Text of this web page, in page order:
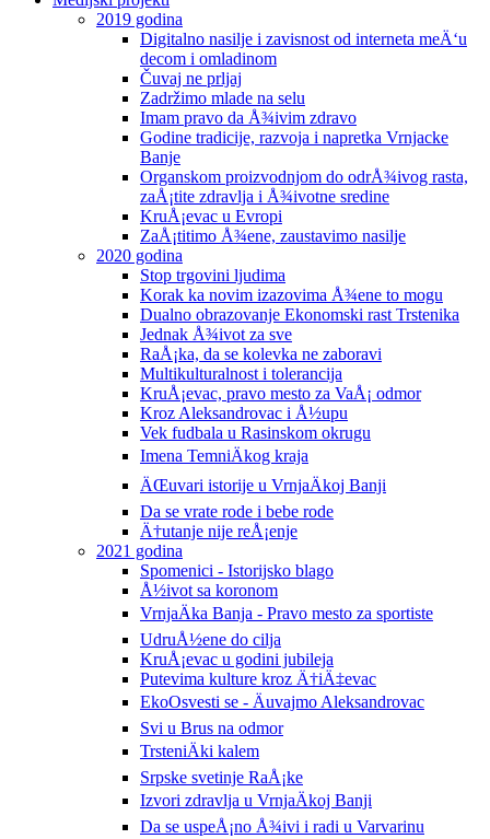
2019 godina
Digitalno nasilje i zavisnost od interneta meÄ‘u
decom i omladinom
Čuvaj ne prljaj
Zadržimo mlade na selu
Imam pravo da Å¾ivim zdravo
Godine tradicije, razvoja i napretka Vrnjacke
Banje
Organskom proizvodnjom do odrÅ¾ivog rasta,
zaÅ¡tite zdravlja i Å¾ivotne sredine
KruÅ¡evac u Evropi
ZaÅ¡titimo Å¾ene, zaustavimo nasilje
2020 godina
Stop trgovini ljudima
Korak ka novim izazovima Å¾ene to mogu
Dualno obrazovanje Ekonomski rast Trstenika
Jednak Å¾ivot za sve
RaÅ¡ka, da se kolevka ne zaboravi
Multikulturalnost i tolerancija
KruÅ¡evac, pravo mesto za VaÅ¡ odmor
Kroz Aleksandrovac i Å½upu
Vek fudbala u Rasinskom okrugu
Imena TemniÄkog kraja
ÄŒuvari istorije u VrnjaÄkoj Banji
Da se vrate rode i bebe rode
Ä†utanje nije reÅ¡enje
2021 godina
Spomenici - Istorijsko blago
Å½ivot sa koronom
VrnjaÄka Banja - Pravo mesto za sportiste
UdruÅ½ene do cilja
KruÅ¡evac u godini jubileja
Putevima kulture kroz Ä†iÄ‡evac
EkoOsvesti se - Äuvajmo Aleksandrovac
Svi u Brus na odmor
TrsteniÄki kalem
Srpske svetinje RaÅ¡ke
Izvori zdravlja u VrnjaÄkoj Banji
Da se uspeÅ¡no Å¾ivi i radi u Varvarinu